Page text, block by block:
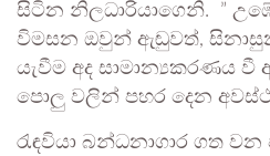
සිටින නිලධාරියාගෙනි. ”
විමසන ඔවුන් ඇඬුවත්,
යැවීම අද සාමාන්‍යකරණය
පොලු වලින් පහර දෙන
රැඳවියා බන්ධනාගාර ගත වන